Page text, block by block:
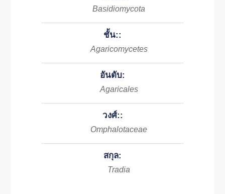
Basidiomycota
ชั้น::
Agaricomycetes
อันดับ:
Agaricales
วงศ์::
Omphalotaceae
สกุล:
Tradia